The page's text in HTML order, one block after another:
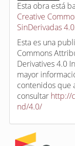
Esta obra está
Creative
SinDerivadas 4.0
Esta es una
Commons
Derivatives 4.0
mayor
contenidos que
consultar http://
nd/4.0/